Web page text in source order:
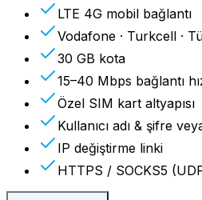
LTE 4G mobil bağlantı
Vodafone · Turkcell ·
30 GB kota
15–40 Mbps bağlantı
Özel SIM kart altyapısı
Kullanıcı adı & şifre
IP değiştirme linki
HTTPS / SOCKS5